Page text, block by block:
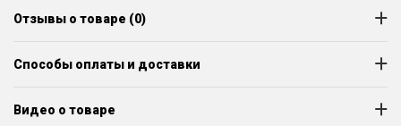
Отзывы о товаре (0)
Способы оплаты и доставки
Видео о товаре